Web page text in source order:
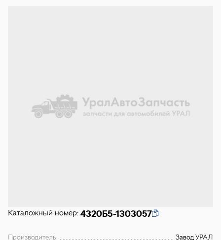
Каталожный номер: 4320Б5-1303057
Производитель:
Завод УРАЛ